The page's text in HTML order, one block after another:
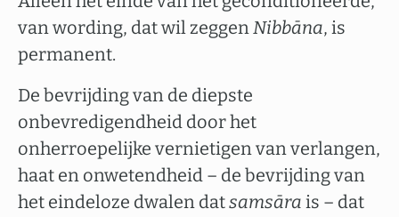
van wording, dat wil zeggenNibbāna, is
permanent.
De bevrijding van de diepste
onbevredigendheid door het
onherroepelijke vernietigen van verlangen,
haat en onwetendheid – de bevrijding van
het eindeloze dwalen datsamsāra is – dat